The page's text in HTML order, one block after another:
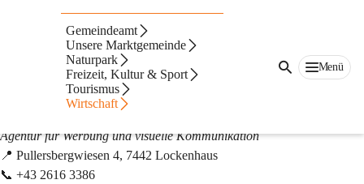
Gemeindeamt
Unsere Marktgemeinde
Naturpark
Freizeit, Kultur & Sport
Tourismus
Wirtschaft
Menü
Gewerbe
🎨 Werbung, Medien & Events
a4grafik.at | Sadbina Pichlmayer
Agentur für Werbung und visuelle Kommunikation
📍 Pullersbergwiesen 4, 7442 Lockenhaus
📞 +43 2616 3386